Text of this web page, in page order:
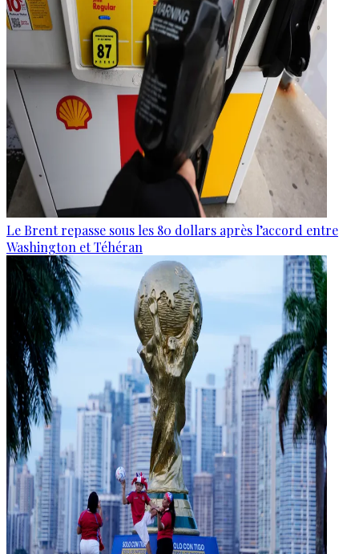
Le Brent repasse sous les 80 dollars après l’accord entre
Washington et Téhéran